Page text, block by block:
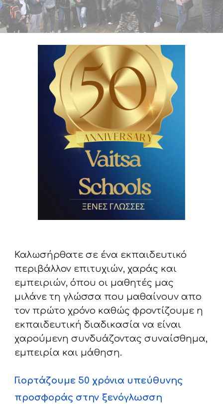
Καλωσήρθατε σε ένα εκπαιδευτικό
περιβάλλον επιτυχιών, χαράς και
εμπειριών, όπου οι μαθητές μας
μιλάνε τη γλώσσα που μαθαίνουν απο
τον πρώτο χρόνο καθώς φροντίζουμε η
εκπαιδευτική διαδικασία να είναι
χαρούμενη συνδυάζοντας συναίσθημα,
εμπειρία και μάθηση.
Γιορτάζουμε 50 χρόνια υπεύθυνης
προσφοράς στην ξενόγλωσση